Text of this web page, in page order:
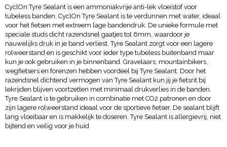
CyclOn Tyre Sealant is een ammoniakvrije anti-lek vloeistof voor
tubeless banden. CyclOn Tyre Sealant is te verdunnen met water, ideaal
voor het fietsen met extreem lage bandendruk. De unieke formule met
speciale studs dicht razendsnel gaatjes tot 6mm, waardoor je
nauwelijks druk in je band verliest. Tyre Sealant zorgt voor een lagere
rolweerstand en is geschikt voor ieder type tubeless buitenband maar
kun je ook gebruiken in je binnenband. Gravelaars, mountainbikers,
wegfietsers en forenzen hebben voordeel bij Tyre Sealant. Door het
razendsnel dichtend vermogen van Tyre Sealant kun jij je fietsrit bij
lekrijden blijven voortzetten met minimaal drukverlies in de banden.
Tyre Sealant is te gebruiken in combinatie met CO2 patronen en door
zijn lagere rolweerstand ideaal voor de sportieve fietser. De sealant blijft
lang vloeibaar en is makkelijk te doseren. Tyre Sealant is allergievrij, niet
bijtend en veilig voor je huid